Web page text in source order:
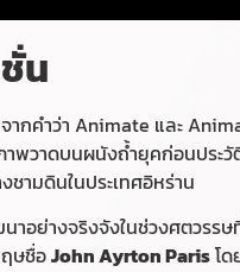
น
กคำว่า Animate และ
พวาดบนผนังถ้ำยุคก่อนประ
ชามดินในประเทศอิหร่าน
าอย่างจริงจังในช่วงศตวรร
ษชื่อJohn Ayrton Parisโด